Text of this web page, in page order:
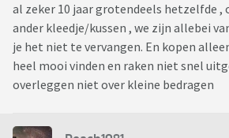
al zeker 10 jaar grotendeels hetzelfde ,
ander kleedje/kussen , we zijn allebei
je het niet te vervangen. En kopen
heel mooi vinden en raken niet snel
overleggen niet over kleine bedragen